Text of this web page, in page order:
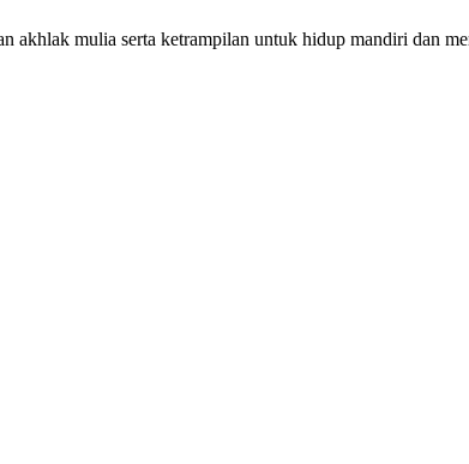
akhlak mulia serta ketrampilan untuk hidup mandiri dan